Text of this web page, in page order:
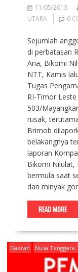
11/05/2013
UTARA
0
Sejumlah
di perbatasan
Ana, Bikomi
NTT, Kamis
Tugas
RI-Timor
503/
rusak,
Brimob
belakangnya
laporan
Bikomi Nilulat,
bermula saat
dan minyak
READ MORE
Daerah Nusa Tenggara